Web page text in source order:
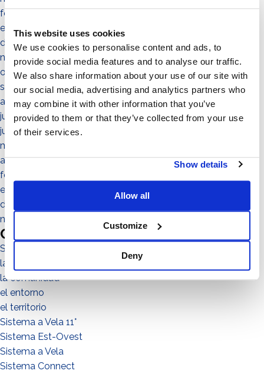
This website uses cookies
We use cookies to personalise content and ads, to
provide social media features and to analyse our traffic.
We also share information about your use of our site with
our social media, advertising and analytics partners who
may combine it with other information that you’ve
provided to them or that they’ve collected from your use
of their services.
Show details
Allow all
Customize
Deny
febrero 2022
enero 2022
diciembre 2021
noviembre 2021
octubre 2021
septiembre 2021
agosto 2021
julio 2021
junio 2021
mayo 2021
abril 2021
febrero 2021
enero 2021
diciembre 2020
noviembre 2020
Categories
Sistema No-Flex
las personas
la comunidad
el entorno
el territorio
Sistema a Vela 11°
Sistema Est-Ovest
Sistema a Vela
Sistema Connect